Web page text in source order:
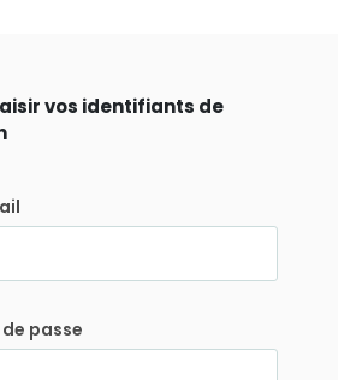
vos identifiants de
passe